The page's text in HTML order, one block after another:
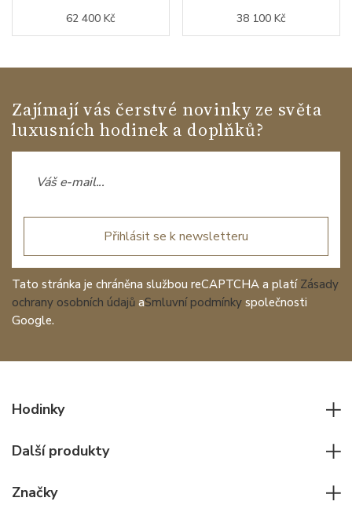
62 400 Kč 38 100 Kč
Zajímají vás čerstvé novinky ze světa
luxusních hodinek a doplňků?
Přihlásit se k newsletteru
Tato stránka je chráněna službou reCAPTCHA a platí Zásady
ochrany osobních údajů aSmluvní podmínky společnosti
Google.
Hodinky
Dámské hodinky
Další produkty
Značky